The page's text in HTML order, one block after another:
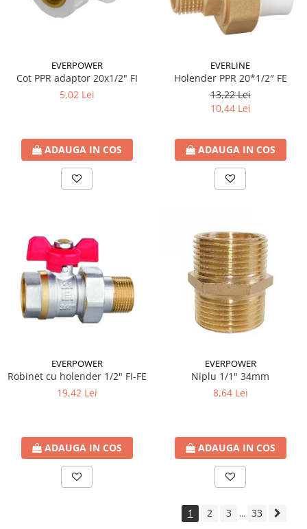
EVERPOWER
Cot PPR adaptor 20x1/2" FI
5,02 Lei
ADAUGA IN COS
EVERLINE
Holender PPR 20*1/2″ FE
13,22 Lei
10,44 Lei
ADAUGA IN COS
EVERPOWER
Robinet cu holender 1/2" FI-FE
19,42 Lei
ADAUGA IN COS
EVERPOWER
Niplu 1/1" 34mm
8,64 Lei
ADAUGA IN COS
1 2 3 ... 33